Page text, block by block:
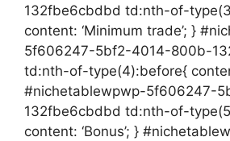
132fbe6cbdbd td:nth-of-
content: ‘Minimum trade’; }
5f606247-5bf2-4014-800b-
td:nth-of-type(4):before{
#nichetablewpwp-5f606247-
132fbe6cbdbd td:nth-of-
content: ‘Bonus’; }